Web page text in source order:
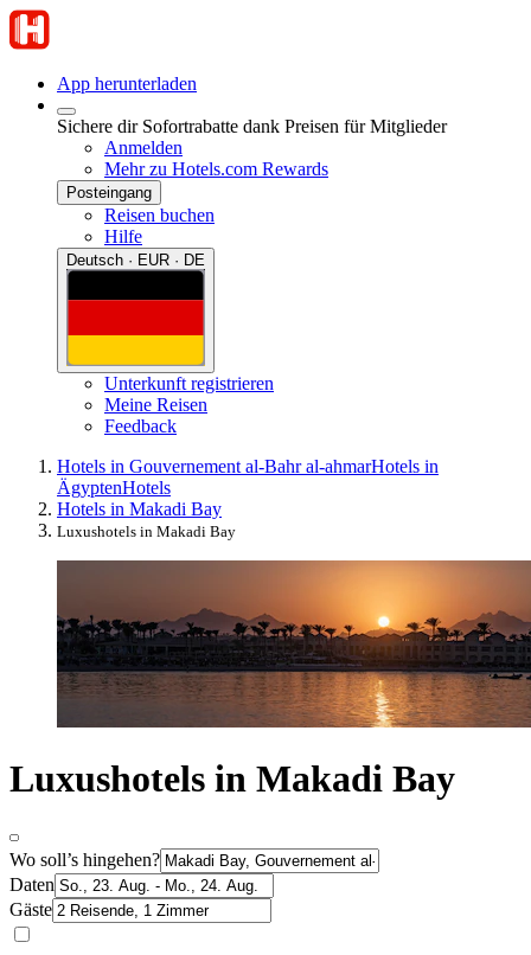
App herunterladen
Sichere dir Sofortrabatte dank Preisen für Mitglieder
Anmelden
Mehr zu Hotels.com Rewards
Posteingang
Reisen buchen
Hilfe
Deutsch · EUR · DE
Unterkunft registrieren
Meine Reisen
Feedback
Hotels in Gouvernement al-Bahr al-ahmarHotels in
ÄgyptenHotels
Hotels in Makadi Bay
Luxushotels in Makadi Bay
Luxushotels in Makadi Bay
Wo soll’s hingehen?
Daten
Gäste